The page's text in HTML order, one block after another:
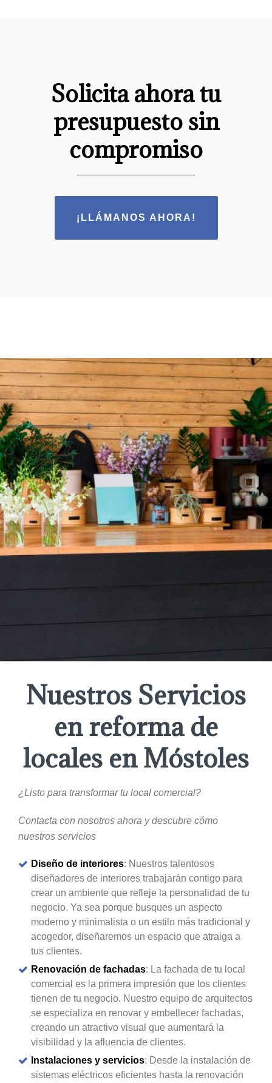
Solicita ahora tu
presupuesto sin
compromiso
¡LLÁMANOS AHORA!
Nuestros Servicios
en reforma de
locales en Móstoles
¿Listo para transformar tu local comercial?
Contacta con nosotros ahora y descubre cómo
nuestros servicios
Diseño de interiores: Nuestros talentosos
diseñadores de interiores trabajarán contigo para
crear un ambiente que refleje la personalidad de tu
negocio. Ya sea porque busques un aspecto
moderno y minimalista o un estilo más tradicional y
acogedor, diseñaremos un espacio que atraiga a
tus clientes.
Renovación de fachadas: La fachada de tu local
comercial es la primera impresión que los clientes
tienen de tu negocio. Nuestro equipo de arquitectos
se especializa en renovar y embellecer fachadas,
creando un atractivo visual que aumentará la
visibilidad y la afluencia de clientes.
Instalaciones y servicios: Desde la instalación de
sistemas eléctricos eficientes hasta la renovación